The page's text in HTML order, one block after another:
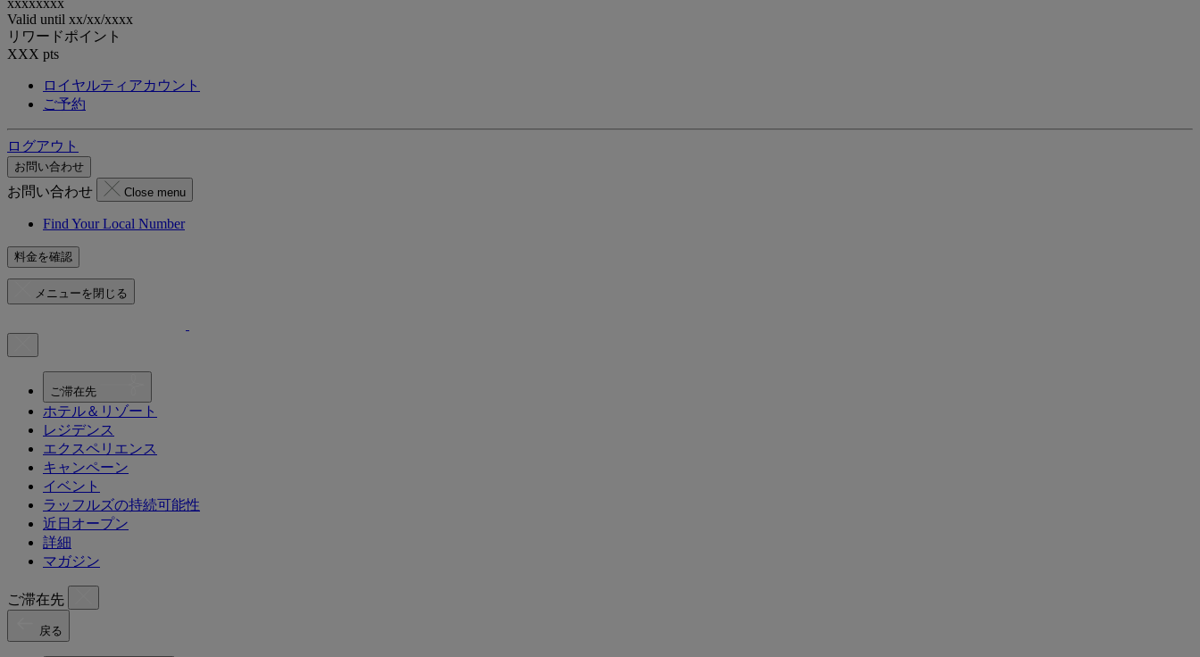
xxxxxxxx
Valid until xx/xx/xxxx
リワードポイント
XXX pts
ロイヤルティアカウント
ご予約
ログアウト
お問い合わせ
お問い合わせ Close menu
Find Your Local Number
料金を確認
メニューを閉じる
ご滞在先
ホテル＆リゾート
レジデンス
エクスペリエンス
キャンペーン
イベント
ラッフルズの持続可能性
近日オープン
詳細
マガジン
ご滞在先
戻る